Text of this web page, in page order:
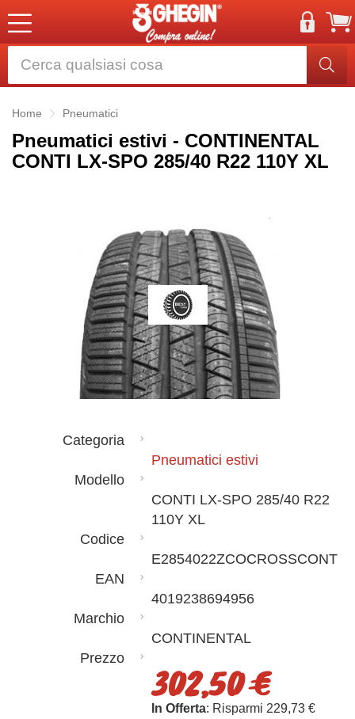
Home Pneumatici
Pneumatici estivi - CONTINENTAL
CONTI LX-SPO 285/40 R22 110Y XL
Categoria
Pneumatici estivi
Modello
CONTI LX-SPO 285/40 R22
110Y XL
Codice
E2854022ZCOCROSSCONT
EAN
4019238694956
Marchio
CONTINENTAL
Prezzo
302,50 €
In Offerta: Risparmi 229,73 €